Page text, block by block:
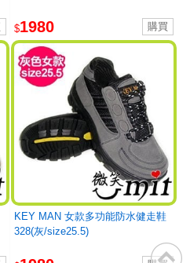
$1980
KEY MAN 女款多功能防水健走鞋
328(灰/size25.5)